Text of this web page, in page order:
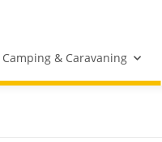
Camping & Caravaning